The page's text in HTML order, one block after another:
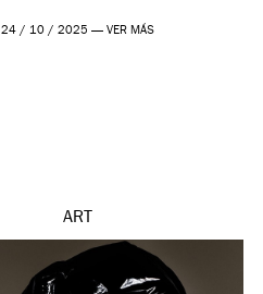
24 / 10 / 2025 — VER MÁS
ART